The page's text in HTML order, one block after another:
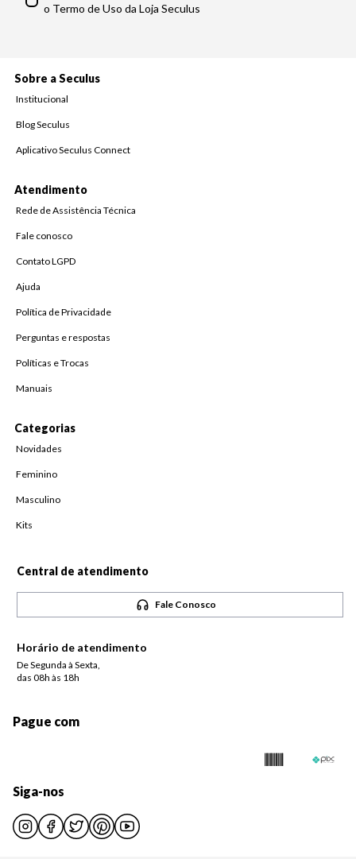
o Termo de Uso da Loja Seculus
Sobre a Seculus
Institucional
Blog Seculus
Aplicativo Seculus Connect
Atendimento
Rede de Assistência Técnica
Fale conosco
Contato LGPD
Ajuda
Política de Privacidade
Perguntas e respostas
Políticas e Trocas
Manuais
Categorias
Novidades
Feminino
Masculino
Kits
Central de atendimento
Fale Conosco
Horário de atendimento
De Segunda à Sexta,
das 08h às 18h
Pague com
Siga-nos